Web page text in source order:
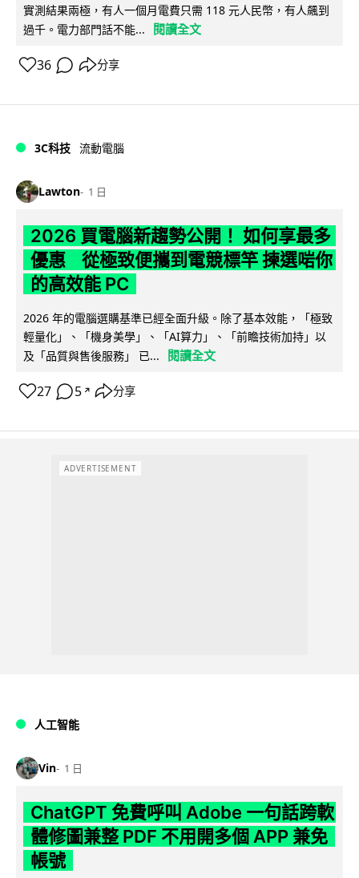
實測結果兩極，有人一個月電費只需 118 元人民幣，有人飆到
過千。電力部門話不能...
閱讀全文
36 分享
3C科技 流動電腦
Lawton 1 日
2026 買電腦新趨勢公開！ 如何享最多
優惠 從極致便攜到電競標竿 揀選啱你
的高效能 PC
2026 年的電腦選購基準已經全面升級。除了基本效能，「極致
輕量化」、「機身美學」、「AI算力」、「前瞻技術加持」以
及「品質與售後服務」 已...
閱讀全文
27 5 ↗ 分享
ADVERTISEMENT
人工智能
Vin 1 日
ChatGPT 免費呼叫 Adobe 一句話跨軟
體修圖兼整 PDF 不用開多個 APP 兼免
帳號